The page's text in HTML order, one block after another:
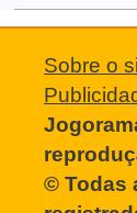
Sobre o
© Todas